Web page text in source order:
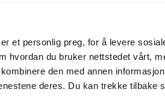
et personlig preg, for å levere
hvordan du bruker nettstedet vårt,
den med annen
deres. Du kan trekke tilbake